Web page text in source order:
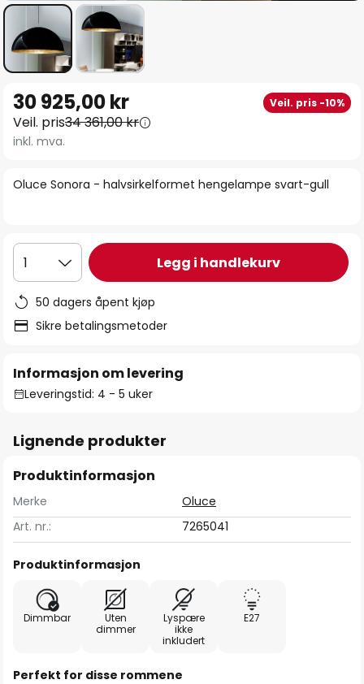
begynnelsen
av
Oluce Sonora - halvsirkelformet hengelampe svart-gull
30 925,00 kr Veil. pris -10%
Veil. pris34 361,00 kr
inkl. mva.
1 Legg i handlekurv
50 dagers åpent kjøp
Sikre betalingsmetoder
Informasjon om levering
Leveringstid: 4 - 5 uker
Lignende produkter
Produktinformasjon
Merke
Oluce
Art. nr.:
7265041
Produktinformasjon
Dimmbar
Uten
dimmer
Lyspære
ikke
inkludert
E27
Perfekt for disse rommene